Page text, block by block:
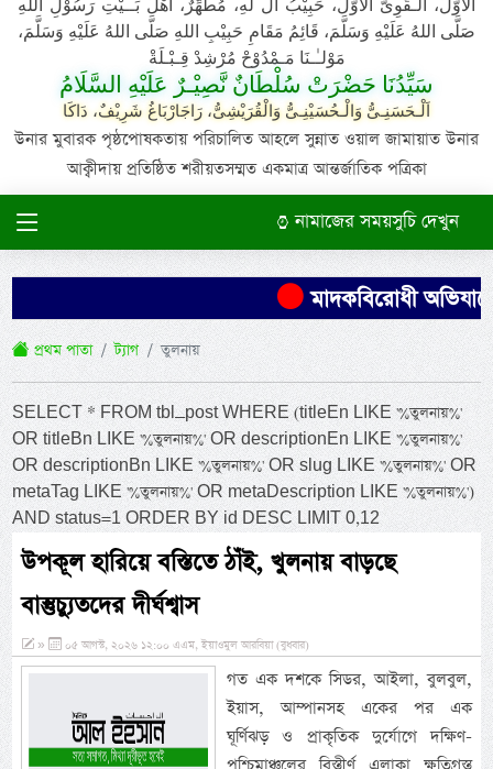
الْاَوَّلُ، اَلْـقَوِىُّ الْاَوَّلُ، حَبِيْبُ ال لهِ، مُطَهِّرٌ، اَهْلُ بَــيْتِ رَسُوْلِ اللهِ
صَلَّى اللهُ عَلَيْهِ وَسَلَّمَ، قَائِمُ مَقَامِ حَبِيْبِ اللهِ صَلَّى اللهُ عَلَيْهِ وَسَلَّمَ،
مَوْلـٰـنَا مَـمْدُوْحْ مُرْشِدْ قِـبْـلَةْ
سَيِّدُنَا حَضْرَتْ سُلْطَانٌ نَّصِيْـرٌ عَلَيْهِ السَّلَامُ
اَلْـحَسَنِـىُّ وَالْـحُسَيْنِـىُّ وَالْقُرَيْشِىُّ، رَاجَارْبَاغُ شَرِيْفٌ، دَاكَا
উনার মুবারক পৃষ্ঠপোষকতায় পরিচালিত আহলে সুন্নাত ওয়াল জামায়াত উনার
আক্বীদায় প্রতিষ্ঠিত শরীয়তসম্মত একমাত্র আন্তর্জাতিক পত্রিকা
নামাজের সময়সুচি দেখুন
মাদকবিরোধী
প্রথম পাতা ট্যাগ তুলনায়
SELECT * FROM tbl_post WHERE (titleEn LIKE '%তুলনায়%'
OR titleBn LIKE '%তুলনায়%' OR descriptionEn LIKE '%তুলনায়%'
OR descriptionBn LIKE '%তুলনায়%' OR slug LIKE '%তুলনায়%' OR
metaTag LIKE '%তুলনায়%' OR metaDescription LIKE '%তুলনায়%')
AND status=1 ORDER BY id DESC LIMIT 0,12
উপকূল হারিয়ে বস্তিতে ঠাঁই, খুলনায় বাড়ছে
বাস্তুচ্যুতদের দীর্ঘশ্বাস
» ০৫ আগস্ট, ২০২৬ ১২:০০ এএম, ইয়াওমুল আরবিয়া (বুধবার)
গত এক দশকে সিডর, আইলা, বুলবুল,
ইয়াস, আম্পানসহ একের পর এক
ঘূর্ণিঝড় ও প্রাকৃতিক দুর্যোগে দক্ষিণ-